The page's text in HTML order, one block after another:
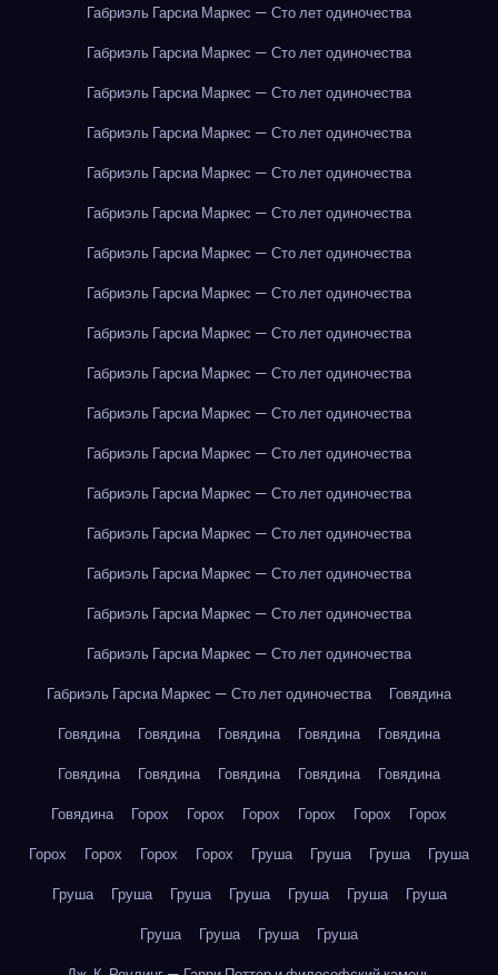
Габриэль Гарсиа Маркес — Сто лет одиночества
Габриэль Гарсиа Маркес — Сто лет одиночества
Габриэль Гарсиа Маркес — Сто лет одиночества
Габриэль Гарсиа Маркес — Сто лет одиночества
Габриэль Гарсиа Маркес — Сто лет одиночества
Габриэль Гарсиа Маркес — Сто лет одиночества
Габриэль Гарсиа Маркес — Сто лет одиночества
Габриэль Гарсиа Маркес — Сто лет одиночества
Габриэль Гарсиа Маркес — Сто лет одиночества
Габриэль Гарсиа Маркес — Сто лет одиночества
Габриэль Гарсиа Маркес — Сто лет одиночества
Габриэль Гарсиа Маркес — Сто лет одиночества
Габриэль Гарсиа Маркес — Сто лет одиночества
Габриэль Гарсиа Маркес — Сто лет одиночества
Габриэль Гарсиа Маркес — Сто лет одиночества
Габриэль Гарсиа Маркес — Сто лет одиночества
Габриэль Гарсиа Маркес — Сто лет одиночества
Габриэль Гарсиа Маркес — Сто лет одиночества
Говядина
Говядина
Говядина Говядина Говядина
Говядина
Говядина
Говядина Говядина Говядина
Говядина
Говядина
Горох Горох Горох Горох Горох
Горох
Горох
Горох Горох Горох Груша Груша Груша
Груша
Груша
Груша Груша Груша Груша Груша
Груша
Груша
Груша Груша
Груша